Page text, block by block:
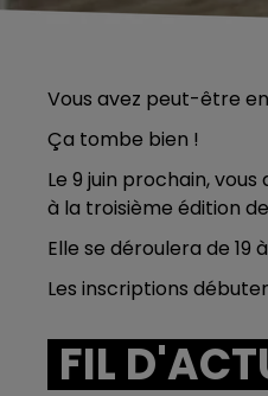
Vous avez peut-être
Ça tombe bien !
Le 9 juin prochain,
à la troisième édition
Elle se déroulera de 19
Les inscriptions
FIL